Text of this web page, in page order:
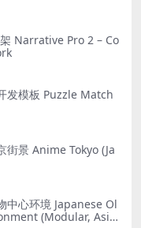
Narrative Pro 2 – Co
发模板 Puzzle Match
街景 Anime Tokyo (Ja
中心环境 Japanese Ol
(Modular, Asia